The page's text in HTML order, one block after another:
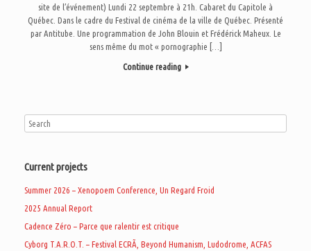
site de l’événement) Lundi 22 septembre à 21h. Cabaret du Capitole à
Québec. Dans le cadre du Festival de cinéma de la ville de Québec. Présenté
par Antitube. Une programmation de John Blouin et Frédérick Maheux. Le
sens même du mot « pornographie […]
Continue reading
Current projects
Summer 2026 – Xenopoem Conference, Un Regard Froid
2025 Annual Report
Cadence Zéro – Parce que ralentir est critique
Cyborg T.A.R.O.T. – Festival ECRÃ, Beyond Humanism, Ludodrome, ACFAS